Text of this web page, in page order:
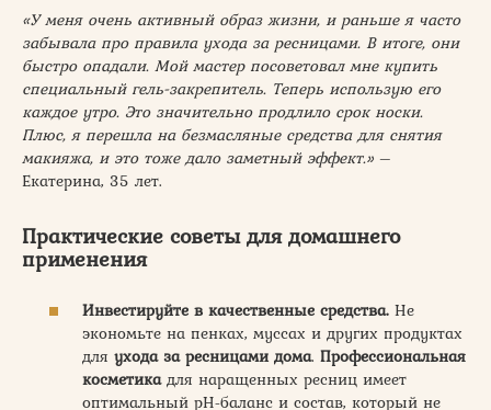
«У меня очень активный образ жизни, и раньше я часто
забывала про правила ухода за ресницами. В итоге, они
быстро опадали. Мой мастер посоветовал мне купить
специальный гель-закрепитель. Теперь использую его
каждое утро. Это значительно продлило срок носки.
Плюс, я перешла на безмасляные средства для снятия
макияжа, и это тоже дало заметный эффект.» –
Екатерина, 35 лет.
Практические советы для домашнего
применения
Инвестируйте в качественные средства. Не
экономьте на пенках, муссах и других продуктах
для ухода за ресницами дома. Профессиональная
косметикадля наращенных ресниц имеет
оптимальный pH-баланс и состав, который не